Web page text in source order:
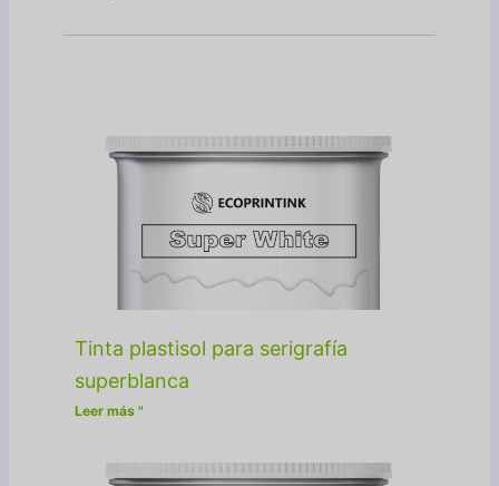
Tinta plastisol para serigrafía
superblanca
Leer más "